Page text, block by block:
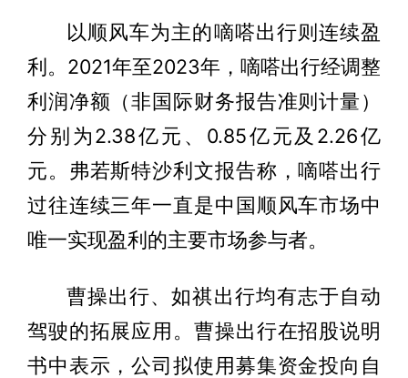
以顺风车为主的嘀嗒出行则连续盈
利。2021年至2023年，嘀嗒出行经调整
利润净额（非国际财务报告准则计量）
分别为2.38亿元、0.85亿元及2.26亿
元。弗若斯特沙利文报告称，嘀嗒出行
过往连续三年一直是中国顺风车市场中
唯一实现盈利的主要市场参与者。
曹操出行、如祺出行均有志于自动
驾驶的拓展应用。曹操出行在招股说明
书中表示，公司拟使用募集资金投向自